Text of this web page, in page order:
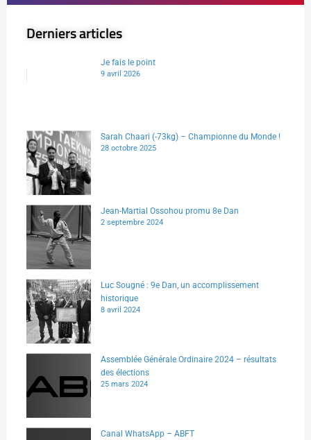
Derniers articles
Je fais le point
9 avril 2026
Sarah Chaari (-73kg) – Championne du Monde !
28 octobre 2025
Jean-Martial Ossohou promu 8e Dan
2 septembre 2024
Luc Sougné : 9e Dan, un accomplissement
historique
8 avril 2024
Assemblée Générale Ordinaire 2024 – résultats
des élections
25 mars 2024
Canal WhatsApp – ABFT